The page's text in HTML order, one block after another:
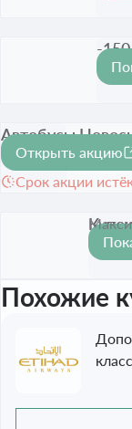
-
Автобусы
7200 рублей
Срок акции
Открыть акцию
-
Похожие